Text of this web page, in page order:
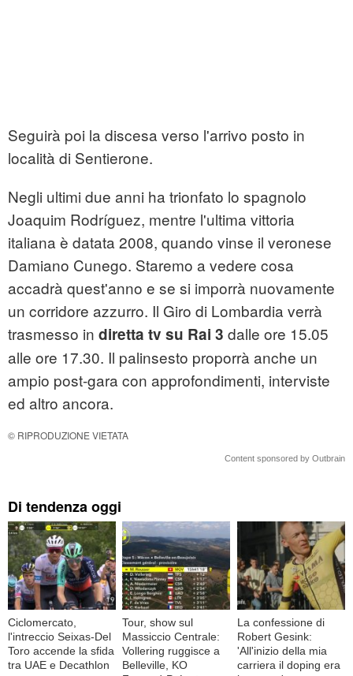
Seguirà poi la discesa verso l'arrivo posto in
località di Sentierone.
Negli ultimi due anni ha trionfato lo spagnolo
Joaquim Rodríguez, mentre l'ultima vittoria
italiana è datata 2008, quando vinse il veronese
Damiano Cunego. Staremo a vedere cosa
accadrà quest'anno e se si imporrà nuovamente
un corridore azzurro. Il Giro di Lombardia verrà
trasmesso in diretta tv su Rai 3 dalle ore 15.05
alle ore 17.30. Il palinsesto proporrà anche un
ampio post-gara con approfondimenti, interviste
ed altro ancora.
© RIPRODUZIONE VIETATA
Content sponsored by Outbrain
Di tendenza oggi
Ciclomercato,
l'intreccio Seixas-Del
Toro accende la sfida
tra UAE e Decathlon
Tour, show sul
Massiccio Centrale:
Vollering ruggisce a
Belleville, KO
La confessione di
Robert Gesink:
'All'inizio della mia
carriera il doping era